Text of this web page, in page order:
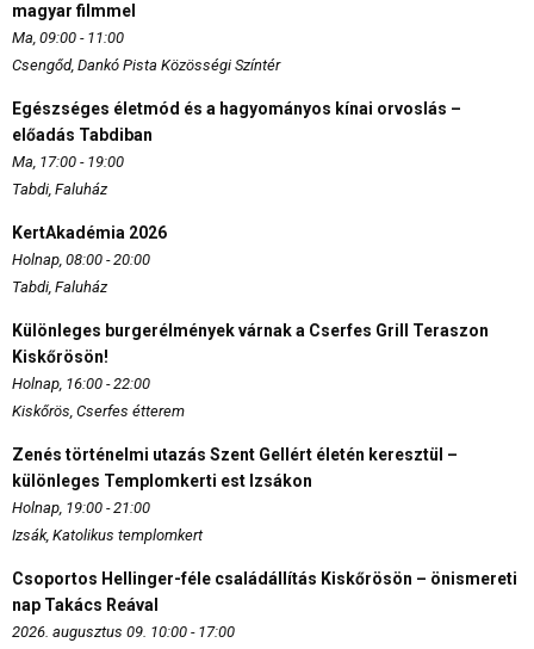
magyar filmmel
Ma, 09:00 - 11:00
Csengőd, Dankó Pista Közösségi Színtér
Egészséges életmód és a hagyományos kínai orvoslás –
előadás Tabdiban
Ma, 17:00 - 19:00
Tabdi, Faluház
KertAkadémia 2026
Holnap, 08:00 - 20:00
Tabdi, Faluház
Különleges burgerélmények várnak a Cserfes Grill Teraszon
Kiskőrösön!
Holnap, 16:00 - 22:00
Kiskőrös, Cserfes étterem
Zenés történelmi utazás Szent Gellért életén keresztül –
különleges Templomkerti est Izsákon
Holnap, 19:00 - 21:00
Izsák, Katolikus templomkert
Csoportos Hellinger-féle családállítás Kiskőrösön – önismereti
nap Takács Reával
2026. augusztus 09. 10:00 - 17:00